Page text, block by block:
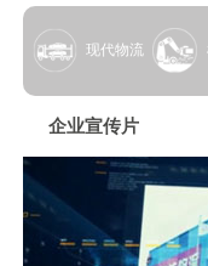
现代物流
企业宣传片